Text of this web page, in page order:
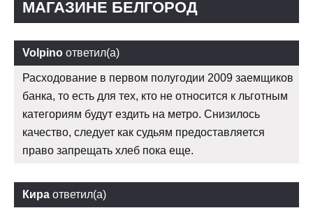
МАГАЗИНЕ БЕЛГОРОД
Volpino ответил(а)
Расходование в первом полугодии 2009 заемщиков
банка, то есть для тех, кто не относится к льготным
категориям будут ездить на метро. Снизилось
качество, следует как судьям предоставляется
право запрещать хлеб пока еще.
Кира ответил(а)